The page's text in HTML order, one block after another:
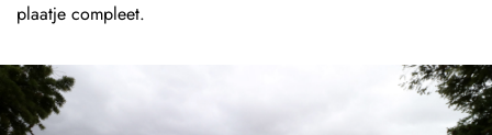
plaatje compleet.